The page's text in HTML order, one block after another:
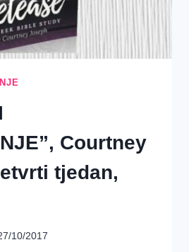
Courtney
tjedan,
10/2017